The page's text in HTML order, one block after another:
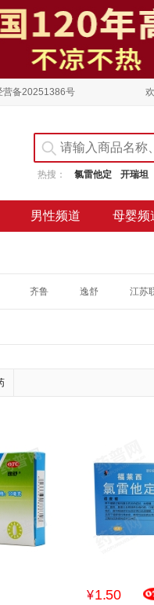
营备20251386号
热搜： 氯雷他定 开瑞坦
男性频道 母婴频
齐鲁 逸舒 江苏
¥1.50